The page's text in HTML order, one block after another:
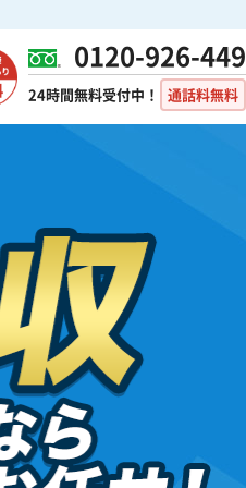
0120-926-449
24時間無料受付中！ 通話料無料